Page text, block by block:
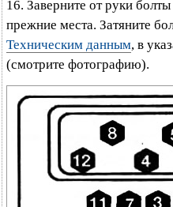
16. Заверните от руки
прежние места. Затяните
Техническим данным, в
(смотрите фотографию).